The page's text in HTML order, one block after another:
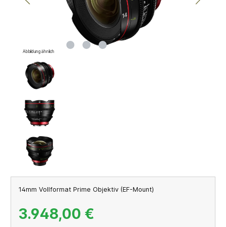
Abbildung ähnlich
14mm Vollformat Prime Objektiv (EF-Mount)
3.948,00 €